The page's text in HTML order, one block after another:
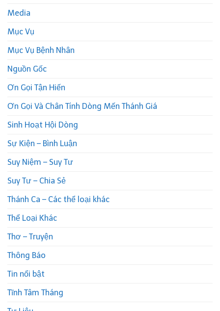
Media
Mục Vụ
Mục Vụ Bệnh Nhân
Nguồn Gốc
Ơn Gọi Tận Hiến
Ơn Gọi Và Chân Tính Dòng Mến Thánh Giá
Sinh Hoạt Hội Dòng
Sự Kiện – Bình Luận
Suy Niệm – Suy Tư
Suy Tư – Chia Sẻ
Thánh Ca – Các thể loại khác
Thể Loại Khác
Thơ – Truyện
Thông Báo
Tin nổi bật
Tĩnh Tâm Tháng